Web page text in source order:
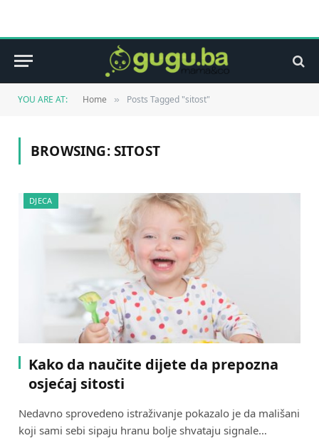
YOU ARE AT: Home » Posts Tagged "sitost"
BROWSING:SITOST
DJECA
Kako da naučite dijete da prepozna
osjećaj sitosti
Nedavno sprovedeno istraživanje pokazalo je da mališani
koji sami sebi sipaju hranu bolje shvataju signale…